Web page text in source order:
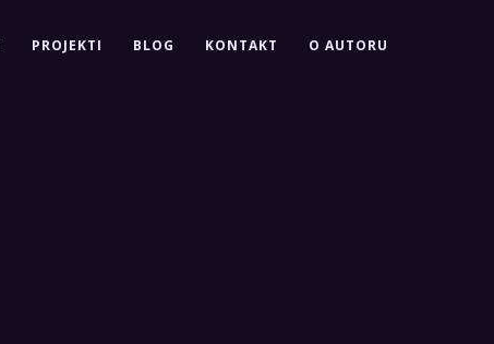
PROJEKTI BLOG KONTAKT O AUTORU